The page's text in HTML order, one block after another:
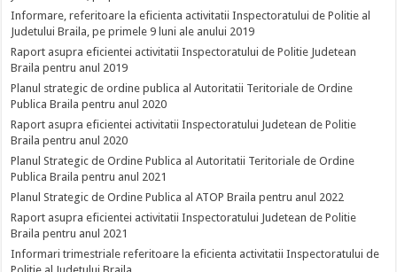
Informare, referitoare la eficienta activitatii Inspectoratului de Politie al
Judetului Braila, pe primele 9 luni ale anului 2019
Raport asupra eficientei activitatii Inspectoratului de Politie Judetean
Braila pentru anul 2019
Planul strategic de ordine publica al Autoritatii Teritoriale de Ordine
Publica Braila pentru anul 2020
Raport asupra eficientei activitatii Inspectoratului Judetean de Politie
Braila pentru anul 2020
Planul Strategic de Ordine Publica al Autoritatii Teritoriale de Ordine
Publica Braila pentru anul 2021
Planul Strategic de Ordine Publica al ATOP Braila pentru anul 2022
Raport asupra eficientei activitatii Inspectoratului Judetean de Politie
Braila pentru anul 2021
Informari trimestriale referitoare la eficienta activitatii Inspectoratului de